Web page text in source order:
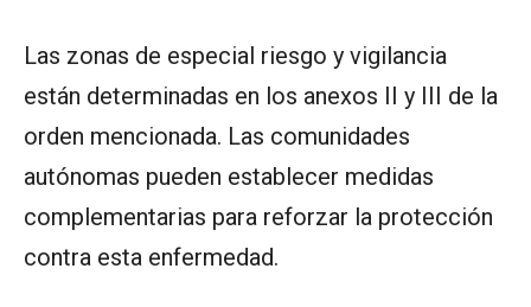
Las zonas de especial riesgo y vigilancia
están determinadas en los anexos II y III de la
orden mencionada. Las comunidades
autónomas pueden establecer medidas
complementarias para reforzar la protección
contra esta enfermedad.